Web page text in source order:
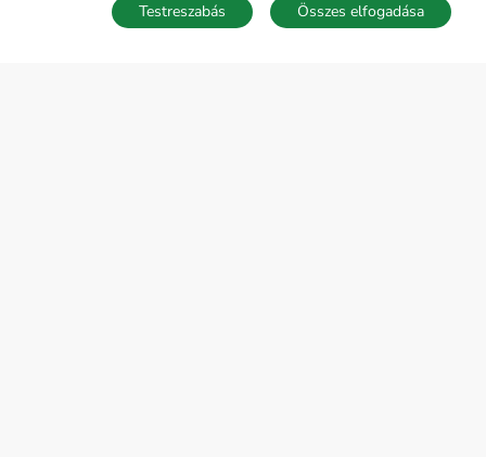
Telefonhívás Kapcsolat
Összes elfogadása
Testreszabás